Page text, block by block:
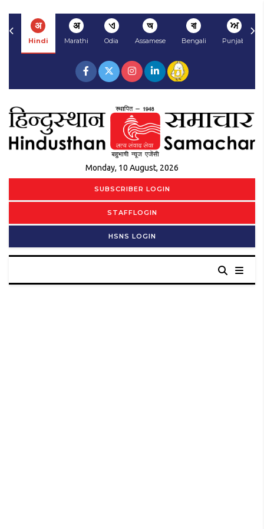
अ
Hindi
अ
Marathi
ଏ
Odia
অ
Assamese
বা
Bengali
ਅ
Punjabi
Monday, 10 August, 2026
SUBSCRIBER LOGIN
STAFFLOGIN
HSNS LOGIN